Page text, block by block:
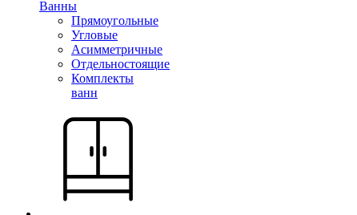
Ванны
Прямоугольные
Угловые
Асимметричные
Отдельностоящие
Комплекты
ванн